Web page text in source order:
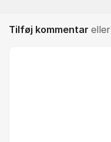
Tilføj kommentar eller